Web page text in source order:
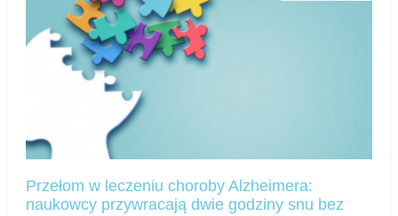
Przełom w leczeniu choroby Alzheimera:
naukowcy przywracają dwie godziny snu bez